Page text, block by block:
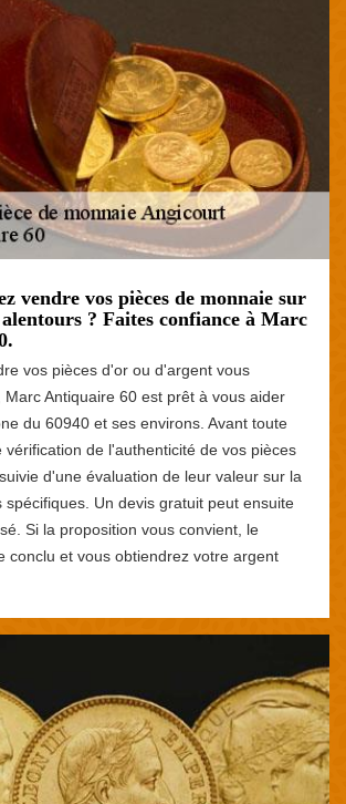
vendre vos pièces de monnaie sur
? Faites confiance à Marc
vos pièces d'or ou d'argent vous
Antiquaire 60 est prêt à vous aider
du 60940 et ses environs. Avant toute
vérification de l'authenticité de vos pièces
d'une évaluation de leur valeur sur la
spécifiques. Un devis gratuit peut ensuite
Si la proposition vous convient, le
conclu et vous obtiendrez votre argent